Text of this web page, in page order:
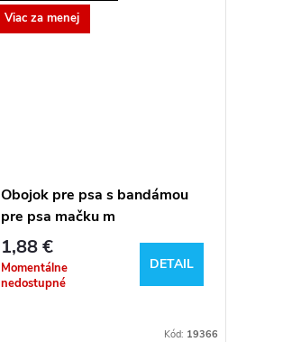
Viac za menej
Obojok pre psa s bandámou
pre psa mačku m
1,88 €
Momentálne
nedostupné
DETAIL
Kód: 19366